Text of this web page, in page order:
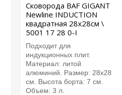
Сковорода BAF GIGANT
Newline INDUCTION
квадратная 28x28см \
5001 17 28 0-I
Подходит для
индукционных плит.
Материал: литой
алюминий. Размер: 28х28
см. Высота борта: 7 см.
Объем: 3 л.